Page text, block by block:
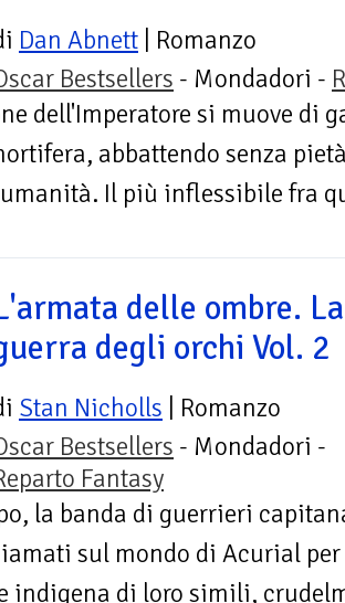
Dan Abnett | Romanzo
Bestsellers - Mondadori -
dell'Imperatore si muove di
abbattendo senza
Il più inflessibile fra
delle ombre. La
degli orchi Vol. 2
Stan Nicholls | Romanzo
Bestsellers - Mondadori -
Fantasy
la banda di guerrieri
sul mondo di Acurial
indigena di loro simili,